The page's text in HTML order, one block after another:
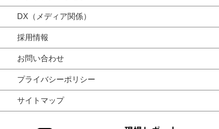
DX（メディア関係）
採用情報
お問い合わせ
プライバシーポリシー
サイトマップ